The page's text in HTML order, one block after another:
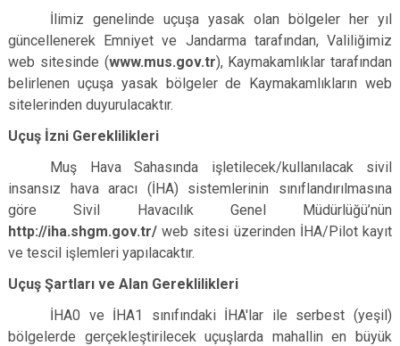
İlimiz genelinde uçuşa yasak olan bölgeler her yıl
güncellenerek Emniyet ve Jandarma tarafından, Valiliğimiz
web sitesinde (www.mus.gov.tr), Kaymakamlıklar tarafından
belirlenen uçuşa yasak bölgeler de Kaymakamlıkların web
sitelerinden duyurulacaktır.
Uçuş İzni Gereklilikleri
Muş Hava Sahasında işletilecek/kullanılacak sivil
insansız hava aracı (İHA) sistemlerinin sınıflandırılmasına
göre Sivil Havacılık Genel Müdürlüğü’nün
http://iha.shgm.gov.tr/ web sitesi üzerinden İHA/Pilot kayıt
ve tescil işlemleri yapılacaktır.
Uçuş Şartları ve Alan Gereklilikleri
İHA0 ve İHA1 sınıfındaki İHA'lar ile serbest (yeşil)
bölgelerde gerçekleştirilecek uçuşlarda mahallin en büyük